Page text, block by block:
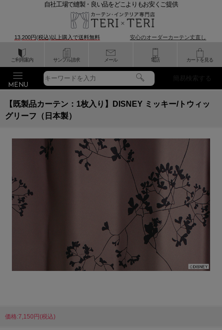
ご利用案内 サンプル請求 メール 電話 カートを見る
自社工場で縫製・良い品をどこよりもお安くご提供
13,200円(税込)以上購入で送料無料 安心のオーダーカーテン丈直し
簡易検索する
【既製品カーテン：1枚入り】DISNEY ミッキー/トウィッ
グリーフ（日本製）
価格:7,150円(税込)